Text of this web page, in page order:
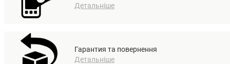
Детальніше
Гарантия та повернення
Детальніше